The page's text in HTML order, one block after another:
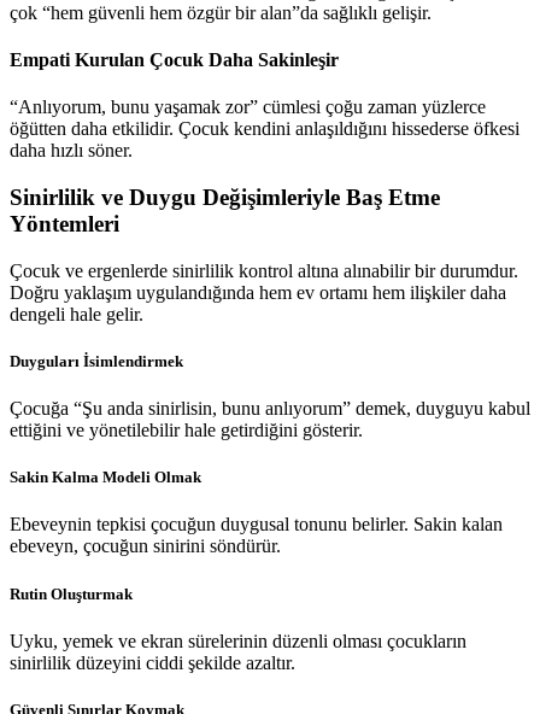
çok “hem güvenli hem özgür bir alan”da sağlıklı gelişir.
Empati Kurulan Çocuk Daha Sakinleşir
“Anlıyorum, bunu yaşamak zor” cümlesi çoğu zaman yüzlerce
öğütten daha etkilidir. Çocuk kendini anlaşıldığını hissederse öfkesi
daha hızlı söner.
Sinirlilik ve Duygu Değişimleriyle Baş Etme
Yöntemleri
Çocuk ve ergenlerde sinirlilik kontrol altına alınabilir bir durumdur.
Doğru yaklaşım uygulandığında hem ev ortamı hem ilişkiler daha
dengeli hale gelir.
Duyguları İsimlendirmek
Çocuğa “Şu anda sinirlisin, bunu anlıyorum” demek, duyguyu kabul
ettiğini ve yönetilebilir hale getirdiğini gösterir.
Sakin Kalma Modeli Olmak
Ebeveynin tepkisi çocuğun duygusal tonunu belirler. Sakin kalan
ebeveyn, çocuğun sinirini söndürür.
Rutin Oluşturmak
Uyku, yemek ve ekran sürelerinin düzenli olması çocukların
sinirlilik düzeyini ciddi şekilde azaltır.
Güvenli Sınırlar Koymak